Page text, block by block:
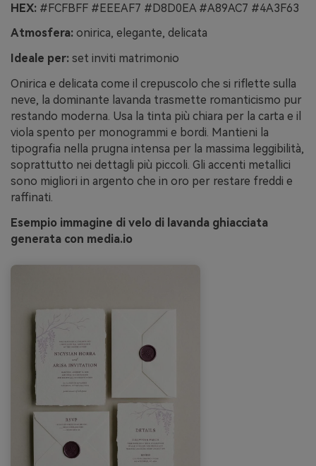
HEX: #FCFBFF #EEEAF7 #D8D0EA #A89AC7 #4A3F63
Atmosfera: onirica, elegante, delicata
Ideale per: set inviti matrimonio
Onirica e delicata come il crepuscolo che si riflette sulla
neve, la dominante lavanda trasmette romanticismo pur
restando moderna. Usa la tinta più chiara per la carta e il
viola spento per monogrammi e bordi. Mantieni la
tipografia nella prugna intensa per la massima leggibilità,
soprattutto nei dettagli più piccoli. Gli accenti metallici
sono migliori in argento che in oro per restare freddi e
raffinati.
Esempio immagine di velo di lavanda ghiacciata
generata con media.io